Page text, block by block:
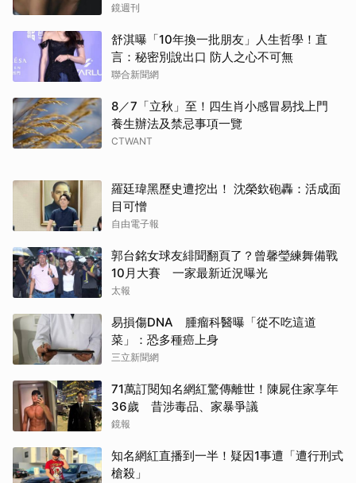
鏡週刊
舒淇曝「10年換一批朋友」人生哲學！直
言：秘密別說出口 防人之心不可無
聯合新聞網
8／7「立秋」至！四生肖小感冒易找上門
養生辦法及禁忌事項一覽
CTWANT
羅廷瑋黑歷史遭挖出！ 沈榮欽砲轟：活成面
目可憎
自由電子報
郭台銘女球友緋聞翻頁了？曾馨瑩練舞備戰
10月大賽 一家最新近況曝光
太報
易損傷DNA 腫瘤科醫曝「從不吃這道
菜」：恐多種癌上身
三立新聞網
71萬訂閱知名網紅驚傳離世！陳屍住家享年
36歲 昔涉毒品、家暴爭議
鏡報
知名網紅直播到一半！疑因1事遭「遭行刑式
槍殺」